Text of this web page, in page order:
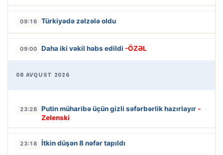
09:16 Türkiyədə zəlzələ oldu
09:00 Daha iki vəkil həbs edildi -ÖZƏL
08 AVQUST 2026
23:28 Putin müharibə üçün gizli səfərbərlik hazırlayır -
Zelenski
23:18 İtkin düşən 8 nəfər tapıldı